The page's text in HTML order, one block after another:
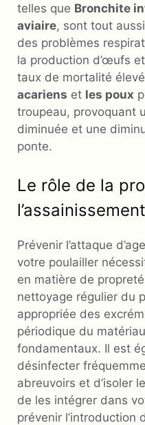
telles que Bronchite
aviaire, sont tout
des problèmes
la production d’œufs
taux de mortalité
acariens et les poux
troupeau, provoquant
diminuée et une
ponte.
Le rôle de la
l’assainissement
Prévenir l’attaque
votre poulailler
en matière de
nettoyage régulier du
appropriée des
périodique du
fondamentaux. Il est
désinfecter
abreuvoirs et d’isoler
de les intégrer dans
prévenir l’introduction